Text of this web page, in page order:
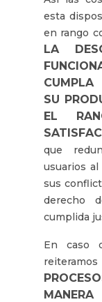
esta
en rango
LA
CUMPLA
SU
EL
que
usuarios
sus
derecho
cumplida
En caso
reiteramos